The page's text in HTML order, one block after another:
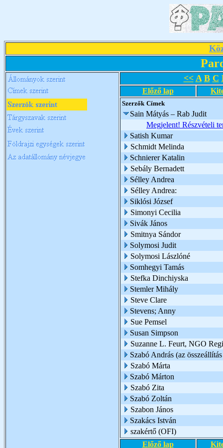
<< A B C
Előző lap
Szerzők Címek
Sain Mátyás – Rab Judit
Megjelent! Részvételi
Satish Kumar
Schmidt Melinda
Schnierer Katalin
Sebály Bernadett
Sélley Andrea
Sélley Andrea:
Siklósi József
Simonyi Cecilia
Sivák János
Smitnya Sándor
Solymosi Judit
Solymosi Lászlóné
Somhegyi Tamás
Stefka Dinchiyska
Stemler Mihály
Steve Clare
Stevens; Anny
Sue Pemsel
Susan Simpson
Suzanne L. Feurt, NGO
Szabó András (az
Szabó Márta
Szabó Márton
Szabó Zita
Szabó Zoltán
Szabon János
Szakács István
szakértő (OFI)
Előző lap